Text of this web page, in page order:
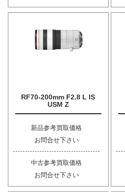
RF70-200mm F2.8 L IS
USM Z
新品参考買取価格
お問合せ下さい
中古参考買取価格
お問合せ下さい